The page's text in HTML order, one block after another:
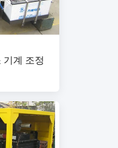
계 조정